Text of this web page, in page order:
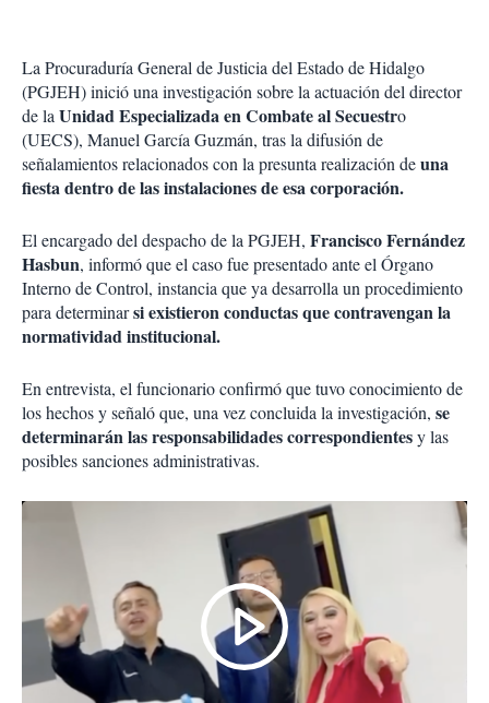
La Procuraduría General de Justicia del Estado de Hidalgo
(PGJEH) inició una investigación sobre la actuación del director
de laUnidad Especializada en Combate al Secuestro
(UECS), Manuel García Guzmán, tras la difusión de
señalamientos relacionados con la presunta realización deuna
fiesta dentro de las instalaciones de esa corporación.
El encargado del despacho de la PGJEH, Francisco Fernández
Hasbun, informó que el caso fue presentado ante el Órgano
Interno de Control, instancia que ya desarrolla un procedimiento
para determinarsi existieron conductas que contravengan la
normatividad institucional.
En entrevista, el funcionario confirmó que tuvo conocimiento de
los hechos y señaló que, una vez concluida la investigación, se
determinarán las responsabilidades correspondientesy las
posibles sanciones administrativas.